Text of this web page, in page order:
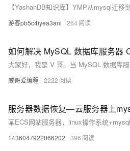
【YashanDB知识库】YMP从mysql迁移
游客pb5c4iyea3ani 264
如何解决 MySQL 数据库服务器
威哥爱编程 2222
服务器数据恢复—云服务器上
1436047922066202 396